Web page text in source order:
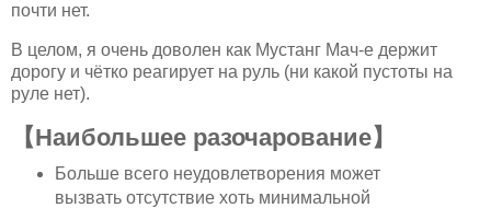
почти нет.
В целом, я очень доволен как Мустанг Мач-е держит
дорогу и чётко реагирует на руль (ни какой пустоты на
руле нет).
【Наибольшее разочарование】
Больше всего неудовлетворения может
вызвать отсутствие хоть минимальной